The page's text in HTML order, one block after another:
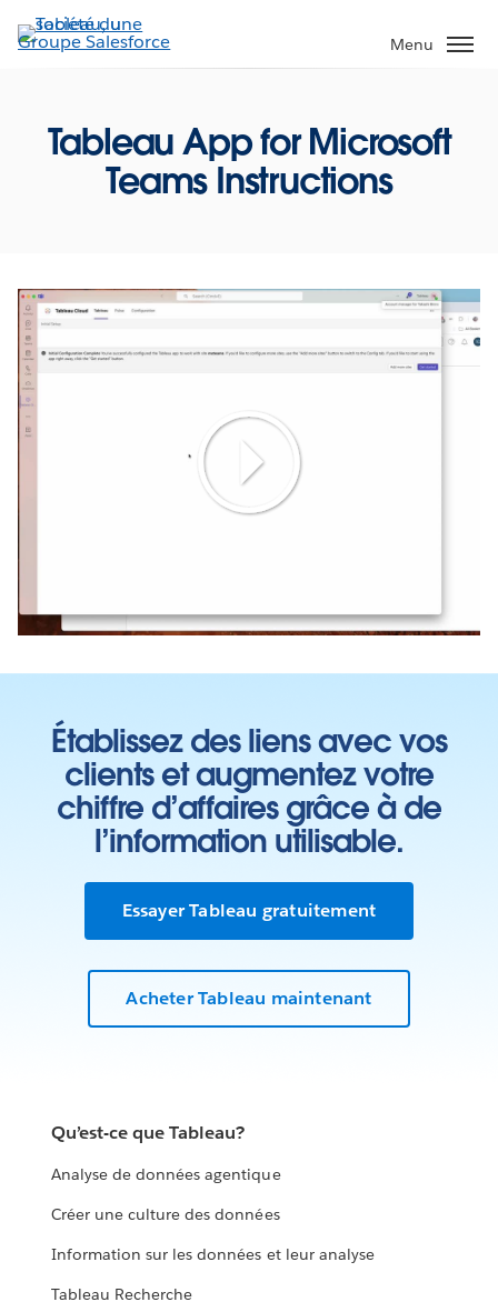
Aller
au
Menu
Tableau App for Microsoft
Teams Instructions
Play
Video
Établissez des liens avec vos
clients et augmentez votre
chiffre d’affaires grâce à de
l’information utilisable.
Essayer Tableau gratuitement
Acheter Tableau maintenant
Qu’est-ce que Tableau?
Analyse de données agentique
Créer une culture des données
Information sur les données et leur analyse
Tableau Recherche